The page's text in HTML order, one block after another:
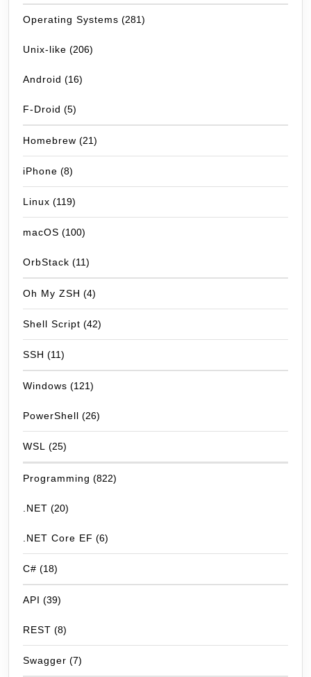
Operating Systems (281)
Unix-like (206)
Android (16)
F-Droid (5)
Homebrew (21)
iPhone (8)
Linux (119)
macOS (100)
OrbStack (11)
Oh My ZSH (4)
Shell Script (42)
SSH (11)
Windows (121)
PowerShell (26)
WSL (25)
Programming (822)
.NET (20)
.NET Core EF (6)
C# (18)
API (39)
REST (8)
Swagger (7)